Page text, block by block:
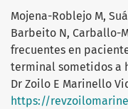
Mojena-Roblejo M,
Barbeito N, Carballo-
frecuentes en
terminal sometidos a
Dr Zoilo E Marinello
https://